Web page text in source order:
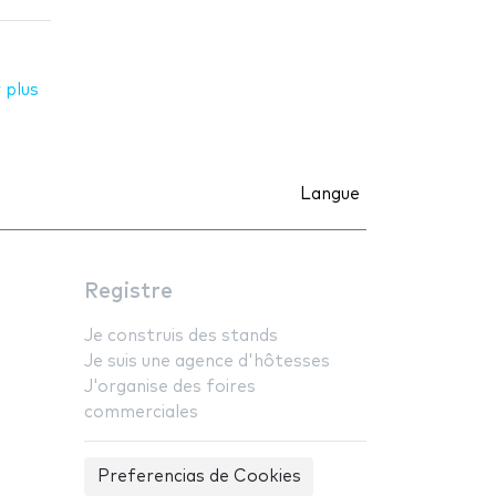
Langue
Registre
Je construis des stands
Je suis une agence d'hôtesses
J'organise des foires
commerciales
Preferencias de Cookies